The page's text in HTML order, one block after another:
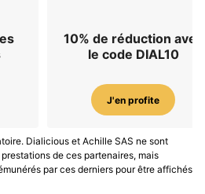
10% de réduction avec
le code DIAL10
J'en profite
Dialicious et Achille SAS ne sont
de ces partenaires, mais
par ces derniers pour être affichés